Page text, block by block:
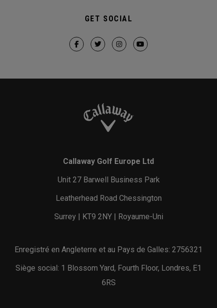
GET SOCIAL
Callaway Golf Europe Ltd
Unit 27 Barwell Business Park
Leatherhead Road Chessington
Surrey | KT9 2NY | Royaume-Uni
Enregistré en Angleterre et au Pays de Galles: 2756321
Siège social: 1 Blossom Yard, Fourth Floor, Londres, E1
6RS